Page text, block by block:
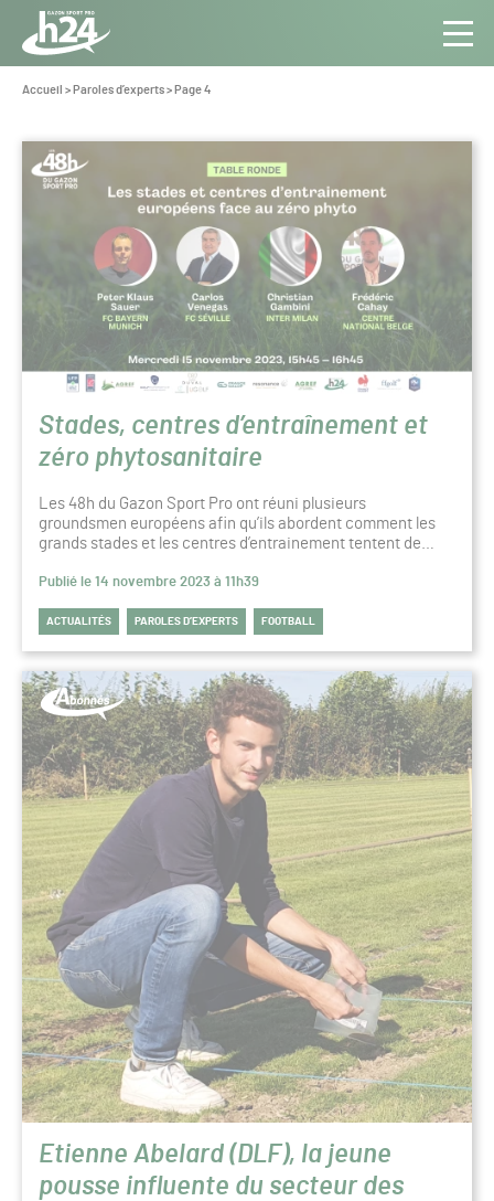
Panneau de gestion des cookies
Aller au contenu
Toute
l’info
Pro
Vous
Accueil > Paroles d’experts> Page 4
Paroles
d’experts
Stades, centres d’entraînement et
zéro phytosanitaire
Les 48h du Gazon Sport Pro ont réuni plusieurs
groundsmen européens afin qu’ils abordent comment les
grands stades et les centres d’entrainement tentent de…
Publié le 14 novembre 2023 à 11h39
ACTUALITÉS PAROLES D’EXPERTS FOOTBALL
Etienne Abelard (DLF), la jeune
pousse influente du secteur des